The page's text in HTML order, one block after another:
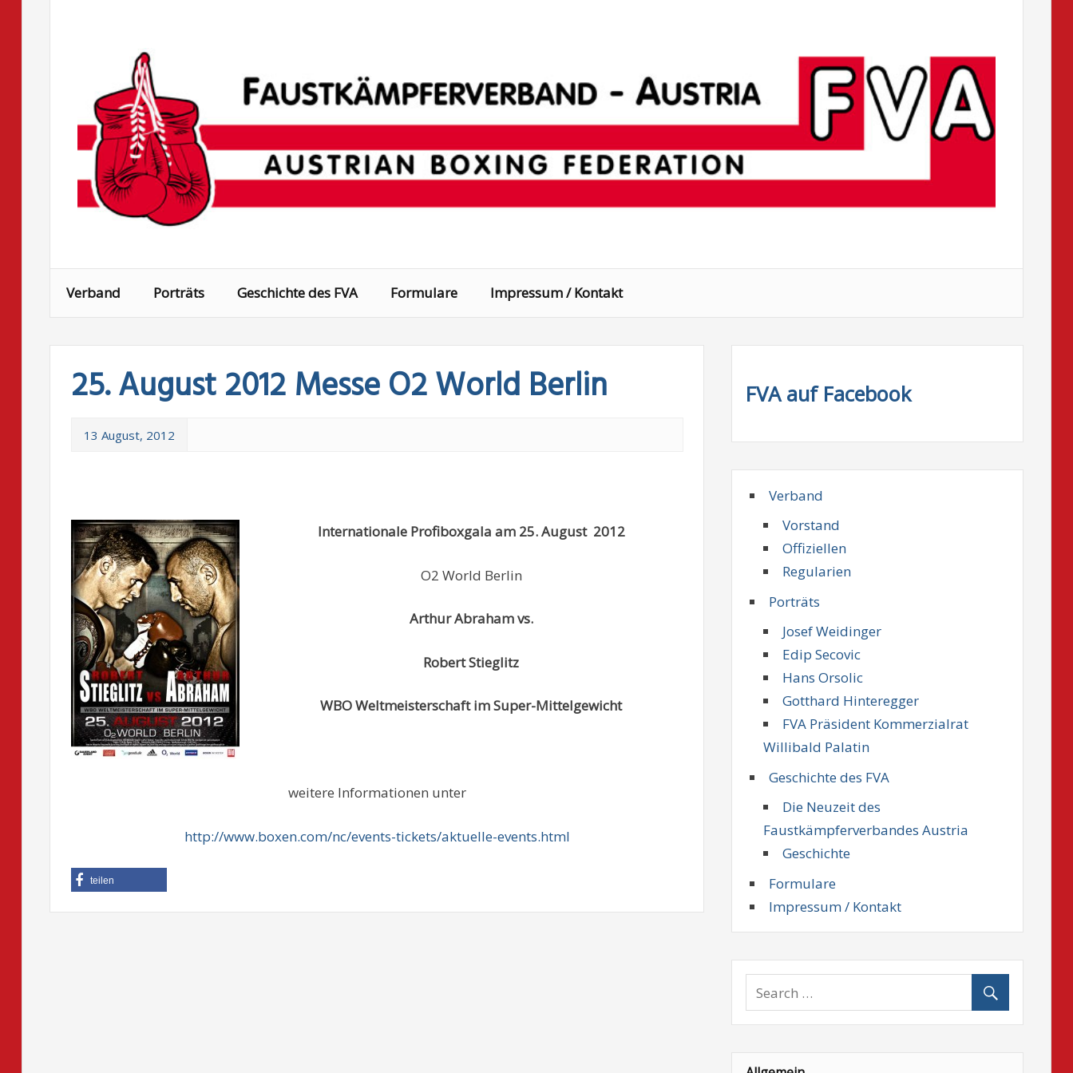
Verband Porträts Geschichte des FVA Formulare Impressum / Kontakt
25. August 2012 Messe O2 World Berlin
13 August, 2012
Internationale Profiboxgala am 25. August 2012
O2 World Berlin
Arthur Abraham vs.
Robert Stieglitz
WBO Weltmeisterschaft im Super-Mittelgewicht
weitere Informationen unter
http://www.boxen.com/nc/events-tickets/aktuelle-events.html
teilen
FVA auf Facebook
Verband
Vorstand
Offiziellen
Regularien
Porträts
Josef Weidinger
Edip Secovic
Hans Orsolic
Gotthard Hinteregger
FVA Präsident Kommerzialrat
Willibald Palatin
Geschichte des FVA
Die Neuzeit des
Faustkämpferverbandes Austria
Geschichte
Formulare
Impressum / Kontakt